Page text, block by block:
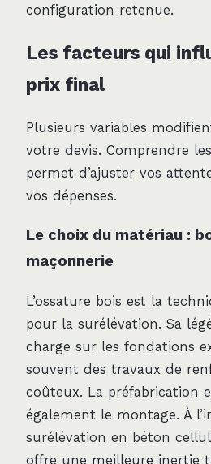
configuration retenue.
Les facteurs qui
prix final
Plusieurs variables
votre devis. Comprendre les
permet d’ajuster vos
vos dépenses.
Le choix du matériau :
maçonnerie
L’ossature bois est la
pour la surélévation. Sa
charge sur les fondations
souvent des travaux de
coûteux. La préfabrication
également le montage. À
surélévation en béton
offre une meilleure inertie